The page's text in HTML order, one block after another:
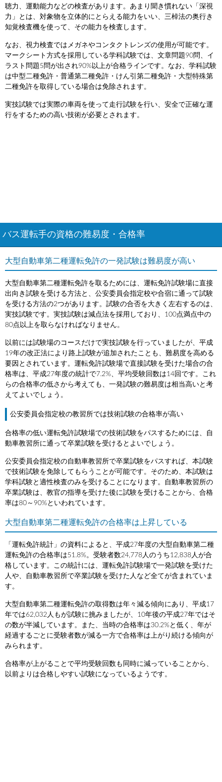
聴力、運動能力などの検査があります。あまり聞き慣れない「深視
力」とは、対象物を立体的にとらえる能力をいい、三棹法の奥行き
知覚検査機を使って、その能力を検査します。
なお、視力検査ではメガネやコンタクトレンズの使用が可能です。
マークシート方式を採用している学科試験では、文章問題90問、イ
ラスト問題5問が出され90%以上が合格ラインです。なお、学科試験
は中型二種免許・普通第二種免許・けん引第二種免許・大型特殊第
二種免許を取得している場合は免除されます。
実技試験では実際の車両を使って走行試験を行い、安全で正確な運
行をするための高い技術が必要とされます。
バス運転手の資格の難易度・合格率
大型自動車第二種運転免許の一発試験は難易度が高い
大型自動車第二種運転免許を取るためには、運転免許試験場に直接
出向き試験を受ける方法と、公安委員会指定校や合宿に通って試験
を受ける方法の2つがあります。試験の合否を大きく左右するのは、
実技試験です。実技試験は減点法を採用しており、100点満点中の
80点以上を取らなければなりません。
以前には試験場のコースだけで実技試験を行っていましたが、平成
19年の改正法により路上試験が追加されたことも、難易度を高める
要因とされています。運転免許試験場で直接試験を受けた場合の合
格率は、平成27年度の統計で7.2%、平均受験回数は14回です。これ
らの合格率の低さから考えても、一発試験の難易度は相当高いと考
えてよいでしょう。
公安委員会指定校の教習所では技術試験の合格率が高い
合格率の低い運転免許試験場での技術試験をパスするためには、自
動車教習所に通って卒業試験を受けるとよいでしょう。
公安委員会指定校の自動車教習所で卒業試験をパスすれば、本試験
で技術試験を免除してもらうことが可能です。そのため、本試験は
学科試験と適性検査のみを受けることになります。自動車教習所の
卒業試験は、教官の指導を受けた後に試験を受けることから、合格
率は80～90%といわれています。
大型自動車第二種運転免許の合格率は上昇している
「運転免許統計」の資料によると、平成27年度の大型自動車第二種
運転免許の合格率は51.8%。受験者数24,778人のうち12,838人が合
格しています。この統計には、運転免許試験場で一発試験を受けた
人や、自動車教習所で卒業試験を受けた人など全てが含まれていま
す。
大型自動車第二種運転免許の取得数は年々減る傾向にあり、平成17
年では62,032人もが試験に挑みましたが、10年後の平成27年ではそ
の数が半減しています。また、当時の合格率は30.2%と低く、年が
経過するごとに受験者数が減る一方で合格率は上がり続ける傾向が
みられます。
合格率が上がることで平均受験回数も同時に減っていることから、
以前よりは合格しやすい試験になっているようです。